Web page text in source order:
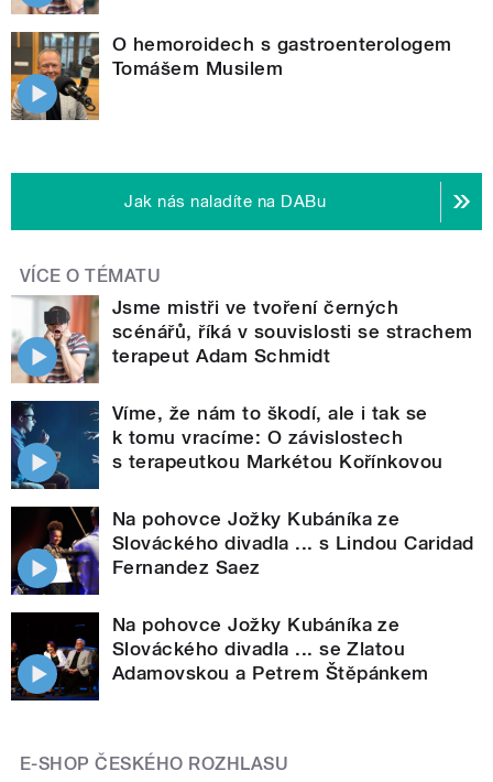
O hemoroidech s gastroenterologem
Tomášem Musilem
Jak nás naladíte na DABu
VÍCE O TÉMATU
Jsme mistři ve tvoření černých
scénářů, říká v souvislosti se strachem
terapeut Adam Schmidt
Víme, že nám to škodí, ale i tak se
k tomu vracíme: O závislostech
s terapeutkou Markétou Kořínkovou
Na pohovce Jožky Kubáníka ze
Slováckého divadla ... s Lindou Caridad
Fernandez Saez
Na pohovce Jožky Kubáníka ze
Slováckého divadla ... se Zlatou
Adamovskou a Petrem Štěpánkem
E-SHOP ČESKÉHO ROZHLASU